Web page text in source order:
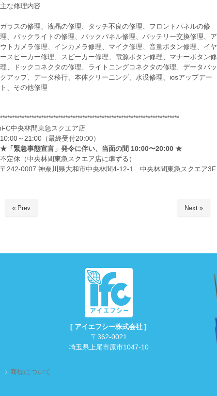
主な修理内容
ガラスの修理、液晶の修理、タッチ不良の修理、フロントパネルの修
理、バックライトの修理、バックパネル修理、バッテリー交換修理、ア
ウトカメラ修理、インカメラ修理、マイク修理、音量ボタン修理、イヤ
ースピーカー修理、スピーカー修理、電源ボタン修理、マナーボタン修
理、ドックコネクタの修理、ライトニングコネクタの修理、データバッ
クアップ、データ移行、本体クリーニング、水没修理、iosアップデー
ト、その他修理
**************************************************************************
iFC中央林間東急スクエア店
10:00～21:00（最終受付20:00）
★「緊急事態宣言」発令に伴い、当面の間 10:00〜20:00 ★
不定休（中央林間東急スクエア店に準ずる）
〒242-0007 神奈川県大和市中央林間4-12-1 中央林間東急スクエア3F
« Prev Next »
[ アイエフシー株式会社 ]
〒362-0021
埼玉県上尾市原市1047-10
商標について